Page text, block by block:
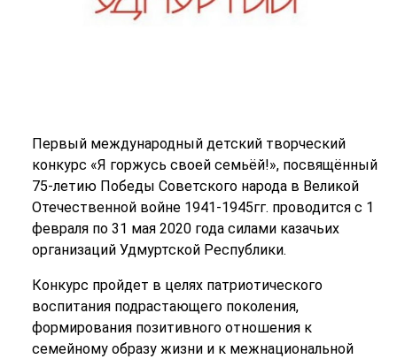
Первый международный детский творческий
конкурс «Я горжусь своей семьёй!», посвящённый
75-летию Победы Советского народа в Великой
Отечественной войне 1941-1945гг. проводится с 1
февраля по 31 мая 2020 года силами казачьих
организаций Удмуртской Республики.
Конкурс пройдет в целях патриотического
воспитания подрастающего поколения,
формирования позитивного отношения к
семейному образу жизни и к межнациональной